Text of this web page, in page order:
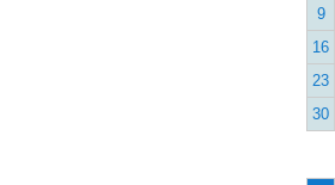
9
16
23
30